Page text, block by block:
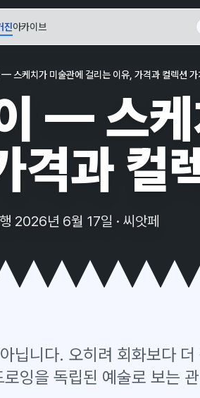
진아카이브
— 스케치가 미술관에 걸리는 이유, 가격과 컬렉션 가
— 스
격과 컬
2026년 6월 17일 · 씨앗페
닙니다. 오히려 회화보다
잉을 독립된 예술로 보는